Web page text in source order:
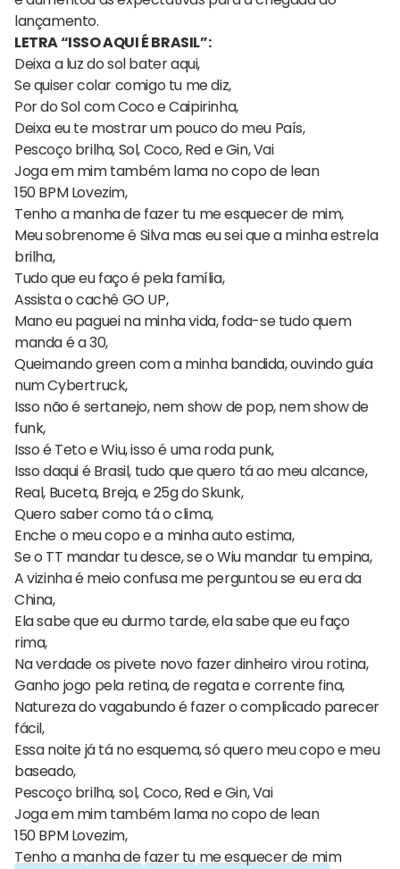
lançamento.
LETRA “ISSO AQUI É BRASIL”:
Deixa a luz do sol bater aqui,
Se quiser colar comigo tu me diz,
Por do Sol com Coco e Caipirinha,
Deixa eu te mostrar um pouco do meu País,
Pescoço brilha, Sol, Coco, Red e Gin, Vai
Joga em mim também lama no copo de lean
150 BPM Lovezim,
Tenho a manha de fazer tu me esquecer de mim,
Meu sobrenome é Silva mas eu sei que a minha estrela
brilha,
Tudo que eu faço é pela família,
Assista o cachê GO UP,
Mano eu paguei na minha vida, foda-se tudo quem
manda é a 30,
Queimando green com a minha bandida, ouvindo guia
num Cybertruck,
Isso não é sertanejo, nem show de pop, nem show de
funk,
Isso é Teto e Wiu, isso é uma roda punk,
Isso daqui é Brasil, tudo que quero tá ao meu alcance,
Real, Buceta, Breja, e 25g do Skunk,
Quero saber como tá o clima,
Enche o meu copo e a minha auto estima,
Se o TT mandar tu desce, se o Wiu mandar tu empina,
A vizinha é meio confusa me perguntou se eu era da
China,
Ela sabe que eu durmo tarde, ela sabe que eu faço
rima,
Na verdade os pivete novo fazer dinheiro virou rotina,
Ganho jogo pela retina, de regata e corrente fina,
Natureza do vagabundo é fazer o complicado parecer
fácil,
Essa noite já tá no esquema, só quero meu copo e meu
baseado,
Pescoço brilha, sol, Coco, Red e Gin, Vai
Joga em mim também lama no copo de lean
150 BPM Lovezim,
Tenho a manha de fazer tu me esquecer de mim